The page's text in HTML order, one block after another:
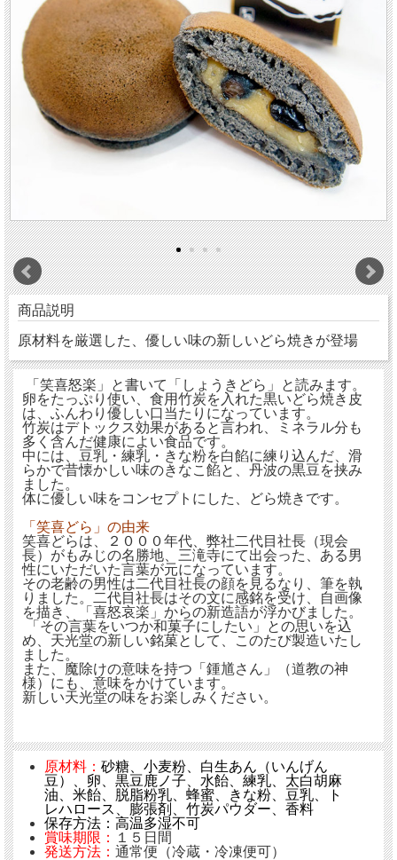
商品説明
原材料を厳選した、優しい味の新しいどら焼きが登場
「笑喜怒楽」と書いて「しょうきどら」と読みます。
卵をたっぷり使い、食用竹炭を入れた黒いどら焼き皮
は、ふんわり優しい口当たりになっています。
竹炭はデトックス効果があると言われ、ミネラル分も
多く含んだ健康によい食品です。
中には、豆乳・練乳・きな粉を白餡に練り込んだ、滑
らかで昔懐かしい味のきなこ餡と、丹波の黒豆を挟み
ました。
体に優しい味をコンセプトにした、どら焼きです。
「笑喜どら」の由来
笑喜どらは、２０００年代、弊社二代目社長（現会
長）がもみじの名勝地、三滝寺にて出会った、ある男
性にいただいた言葉が元になっています。
その老齢の男性は二代目社長の顔を見るなり、筆を執
りました。二代目社長はその文に感銘を受け、自画像
を描き、「喜怒哀楽」からの新造語が浮かびました。
「その言葉をいつか和菓子にしたい」との思いを込
め、天光堂の新しい銘菓として、このたび製造いたし
ました。
また、魔除けの意味を持つ「鍾馗さん」（道教の神
様）にも、意味をかけています。
新しい天光堂の味をお楽しみください。
原材料： 砂糖、小麦粉、白生あん（いんげん
豆）、卵、黒豆鹿ノ子、水飴、練乳、太白胡麻
油、米飴、脱脂粉乳、蜂蜜、きな粉、豆乳、ト
レハロース、膨張剤、竹炭パウダー、香料
保存方法：高温多湿不可
賞味期限：
１５日間
発送方法： 通常便（冷蔵・冷凍便可）